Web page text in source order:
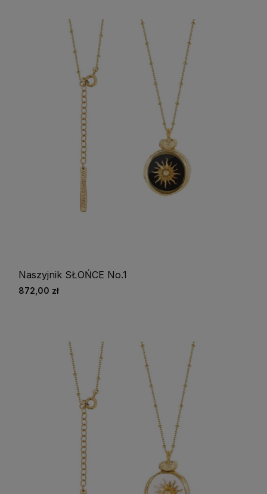
Naszyjnik SŁOŃCE No.1
872,00 zł